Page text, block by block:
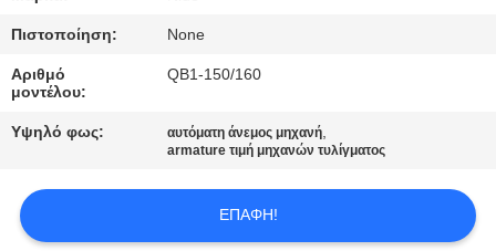
ΕΙΔΉΣΕΙΣ
ΖΗΤΉΣΤΕ
ΈΝΑ
ΑΠΌΣΠΑΣΜΑ
SITEMAP
Πιστοποίηση: None
Αριθμό
μοντέλου:
QB1-150/160
Υψηλό φως: αυτόματη άνεμος μηχανή,
armature τιμή μηχανών τυλίγματος
ΕΠΑΦΉ!